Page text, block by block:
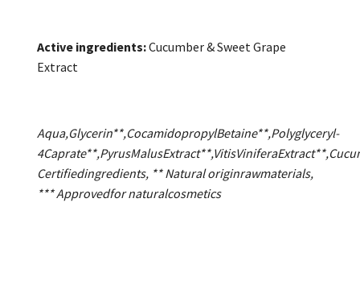
Active ingredients:Cucumber & Sweet Grape
Extract
Aqua,Glycerin**,CocamidopropylBetaine**,Polyglyceryl-
Certifiedingredients, ** Natural originrawmaterials,
*** Approvedfor naturalcosmetics